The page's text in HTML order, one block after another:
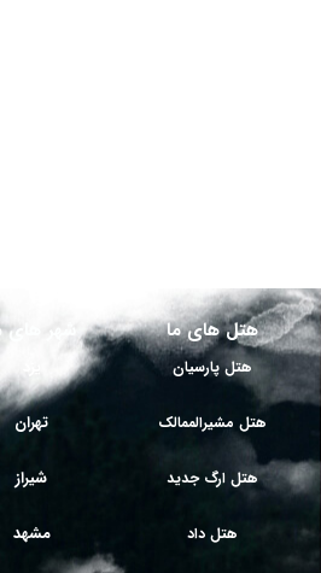
هتل های ما
هتل پارسیان
هتل مشیرالممالک
هتل ارگ جدید
هتل داد
شهر های
تهران
شیراز
مشهد